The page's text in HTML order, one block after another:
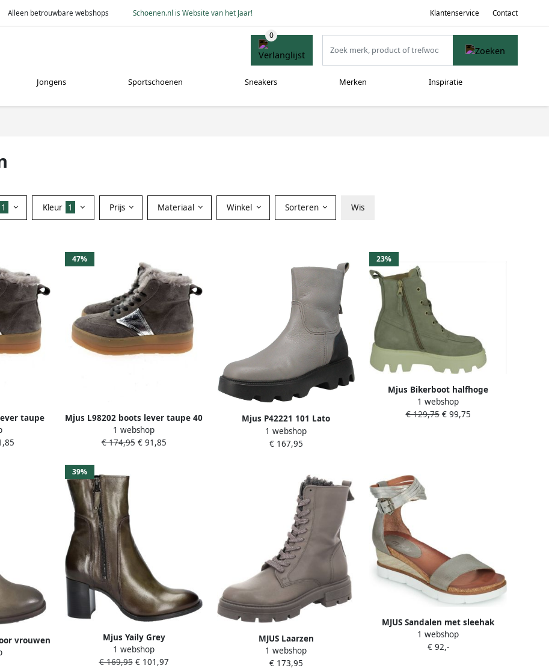
Alleen betrouwbare webshops Schoenen.nl is Website van het Jaar! Klantenservice Contact
Jongens Sportschoenen Sneakers Merken Inspiratie
1 Kleur 1 Prijs Materiaal Winkel Sorteren Wis
taupe
47%
Mjus L98202 boots lever taupe 40
1 webshop
€ 174,95€ 91,85
Mjus P42221 101 Lato
Dameslaarzen 0002-Katoen-Nero
1 webshop
€ 167,95
23%
Mjus Bikerboot halfhoge
veterboot
1 webshop
€ 129,75€ 99,75
vrouwen
39%
Mjus Yaily Grey
1 webshop
€ 169,95€ 101,97
MJUS Laarzen
1 webshop
€ 173,95
MJUS Sandalen met sleehak
TAPASITA
1 webshop
€ 92,-